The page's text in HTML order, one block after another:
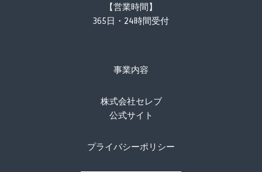
【営業時間】
365日・24時間受付
事業内容
株式会社セレブ
公式サイト
プライバシーポリシー